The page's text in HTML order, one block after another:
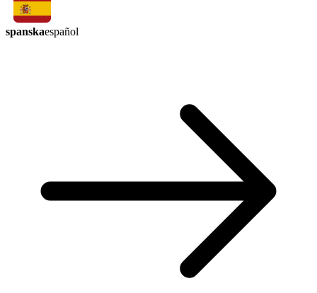
spanskaespañol